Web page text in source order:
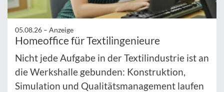
05.08.26 – Anzeige
Homeoffice für Textilingenieure
Nicht jede Aufgabe in der Textilindustrie ist an
die Werkshalle gebunden: Konstruktion,
Simulation und Qualitätsmanagement laufen